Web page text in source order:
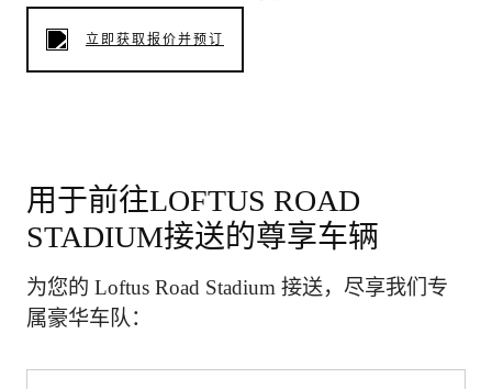
立即获取报价并预订
用于前往LOFTUS ROAD
STADIUM接送的尊享车辆
为您的 Loftus Road Stadium 接送，尽享我们专
属豪华车队：